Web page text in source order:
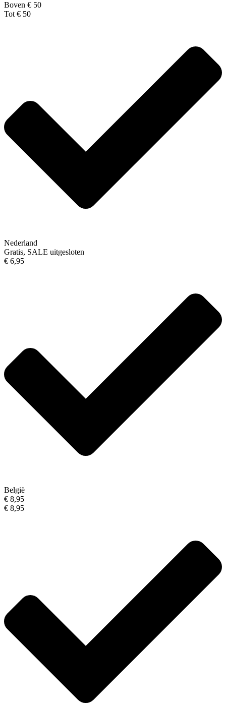
Boven € 50
Tot € 50
Nederland
Gratis, SALE uitgesloten
€ 6,95
België
€ 8,95
€ 8,95